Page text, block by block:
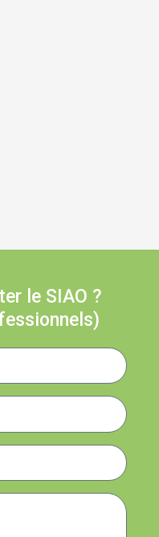
le SIAO ?